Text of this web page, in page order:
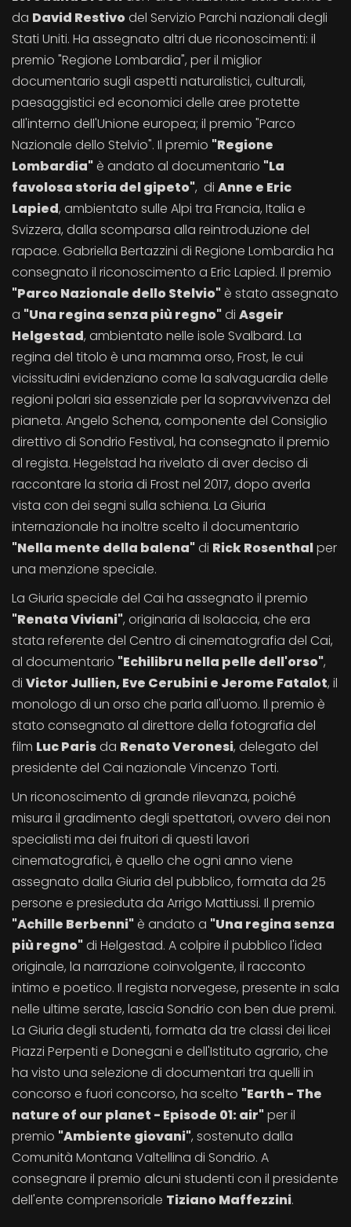
da David Restivodel Servizio Parchi nazionali degli
Stati Uniti. Ha assegnato altri due riconoscimenti: il
premio "Regione Lombardia", per il miglior
documentario sugli aspetti naturalistici, culturali,
paesaggistici ed economici delle aree protette
all'interno dell'Unione europea; il premio "Parco
Nazionale dello Stelvio". Il premio "Regione
Lombardia"è andato al documentario "La
favolosa storia del gipeto", di Anne e Eric
Lapied, ambientato sulle Alpi tra Francia, Italia e
Svizzera, dalla scomparsa alla reintroduzione del
rapace. Gabriella Bertazzini di Regione Lombardia ha
consegnato il riconoscimento a Eric Lapied. Il premio
"Parco Nazionale dello Stelvio"è stato assegnato
a "Una regina senza più regno"di Asgeir
Helgestad, ambientato nelle isole Svalbard. La
regina del titolo è una mamma orso, Frost, le cui
vicissitudini evidenziano come la salvaguardia delle
regioni polari sia essenziale per la sopravvivenza del
pianeta. Angelo Schena, componente del Consiglio
direttivo di Sondrio Festival, ha consegnato il premio
al regista. Hegelstad ha rivelato di aver deciso di
raccontare la storia di Frost nel 2017, dopo averla
vista con dei segni sulla schiena. La Giuria
internazionale ha inoltre scelto il documentario
"Nella mente della balena"di Rick Rosenthalper
una menzione speciale.
La Giuria speciale del Cai ha assegnato il premio
"Renata Viviani", originaria di Isolaccia, che era
stata referente del Centro di cinematografia del Cai,
al documentario "Echilibru nella pelle dell'orso",
di Victor Jullien, Eve Cerubini e Jerome Fatalot, il
monologo di un orso che parla all'uomo. Il premio è
stato consegnato al direttore della fotografia del
film Luc Parisda Renato Veronesi, delegato del
presidente del Cai nazionale Vincenzo Torti.
Un riconoscimento di grande rilevanza, poiché
misura il gradimento degli spettatori, ovvero dei non
specialisti ma dei fruitori di questi lavori
cinematografici, è quello che ogni anno viene
assegnato dalla Giuria del pubblico, formata da 25
persone e presieduta da Arrigo Mattiussi. Il premio
"Achille Berbenni"è andato a "Una regina senza
più regno"di Helgestad. A colpire il pubblico l'idea
originale, la narrazione coinvolgente, il racconto
intimo e poetico. Il regista norvegese, presente in sala
nelle ultime serate, lascia Sondrio con ben due premi.
La Giuria degli studenti, formata da tre classi dei licei
Piazzi Perpenti e Donegani e dell'Istituto agrario, che
ha visto una selezione di documentari tra quelli in
concorso e fuori concorso, ha scelto "Earth - The
nature of our planet - Episode 01: air"per il
premio "Ambiente giovani", sostenuto dalla
Comunità Montana Valtellina di Sondrio. A
consegnare il premio alcuni studenti con il presidente
dell'ente comprensoriale Tiziano Maffezzini.